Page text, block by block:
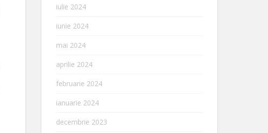
iulie 2024
iunie 2024
mai 2024
aprilie 2024
februarie 2024
ianuarie 2024
decembrie 2023